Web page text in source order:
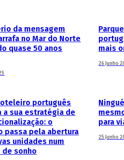
da mensagem
no Mar do Norte
quase 50 anos
mais
26 Junho
português
a sua estratégia de
o
passa pela abertura
unidades num
sonho
para
25 Junho